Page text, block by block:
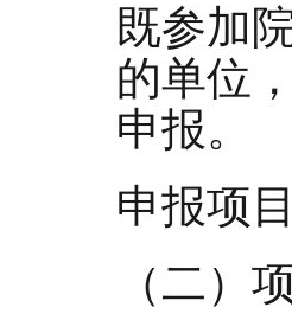
既参加
的单位
申报。
申报项
（二）